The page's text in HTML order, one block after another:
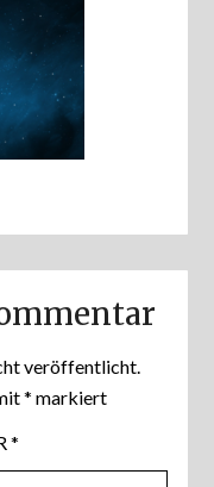
veröffentlicht.
* markiert
*